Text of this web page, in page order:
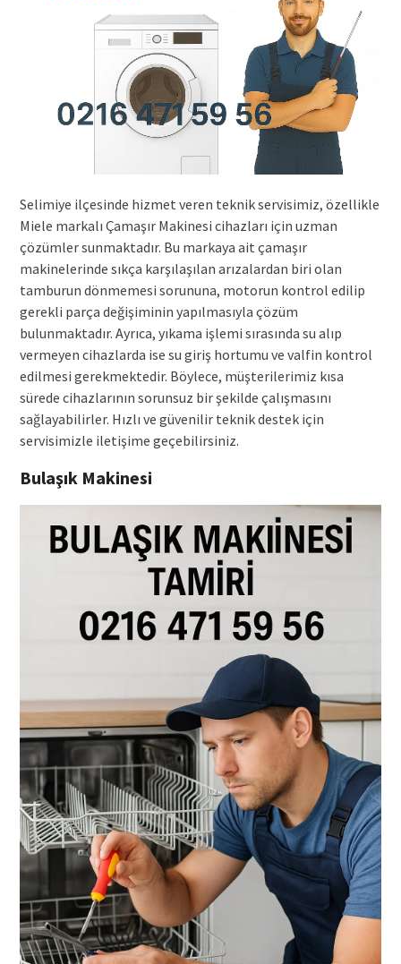
Selimiye ilçesinde hizmet veren teknik servisimiz, özellikle
Miele markalı Çamaşır Makinesi cihazları için uzman
çözümler sunmaktadır. Bu markaya ait çamaşır
makinelerinde sıkça karşılaşılan arızalardan biri olan
tamburun dönmemesi sorununa, motorun kontrol edilip
gerekli parça değişiminin yapılmasıyla çözüm
bulunmaktadır. Ayrıca, yıkama işlemi sırasında su alıp
vermeyen cihazlarda ise su giriş hortumu ve valfin kontrol
edilmesi gerekmektedir. Böylece, müşterilerimiz kısa
sürede cihazlarının sorunsuz bir şekilde çalışmasını
sağlayabilirler. Hızlı ve güvenilir teknik destek için
servisimizle iletişime geçebilirsiniz.
Bulaşık Makinesi